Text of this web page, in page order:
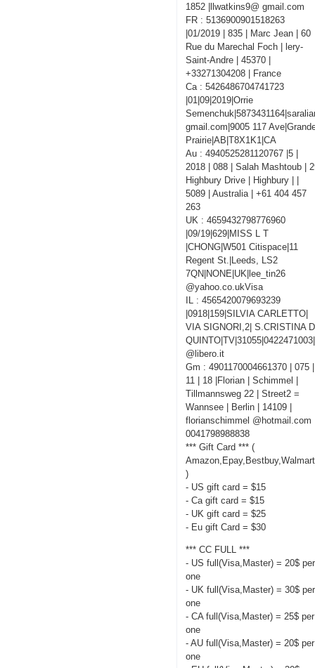
1852 |llwatkins9@ gmail.com
FR : 5136900901518263
|01/2019 | 835 | Marc Jean | 60
Rue du Marechal Foch | lery-
Saint-Andre | 45370 |
+33271304208 | France
Ca : 5426486704741723
|01|09|2019|Orrie
gmail.com|9005 117
Prairie|AB|T8X1K1|CA
Au : 4940525281120767 |5 |
2018 | 088 | Salah Mashtoub |
Highbury Drive | Highbury | |
5089 | Australia | +61 404 457
263
UK : 4659432798776960
|09/19|629|MISS L T
|CHONG|W501 Citispace|11
Regent St.|Leeds, LS2
7QN|NONE|UK|lee_tin26
@yahoo.co.ukVisa
IL : 4565420079693239
|0918|159|SILVIA CARLETTO|
VIA SIGNORI,2| S.CRISTINA
@libero.it
Gm : 4901170004661370 | 075 |
11 | 18 |Florian | Schimmel |
Tillmannsweg 22 | Street2 =
Wannsee | Berlin | 14109 |
florianschimmel @hotmail.com
0041798988838
*** Gift Card *** (
)
- US gift card = $15
- Ca gift card = $15
- UK gift card = $25
- Eu gift Card = $30
*** CC FULL ***
- US full(Visa,Master) = 20$ per
one
- UK full(Visa,Master) = 30$ per
one
- CA full(Visa,Master) = 25$ per
one
- AU full(Visa,Master) = 20$ per
one